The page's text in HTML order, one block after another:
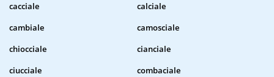
cacciale
calciale
cambiale
camosciale
chiocciale
cianciale
ciucciale
combaciale